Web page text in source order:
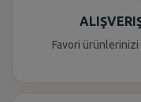
Favori